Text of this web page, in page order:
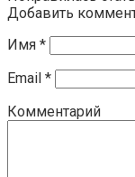
Добавить
Имя *
Email *
Комментарий